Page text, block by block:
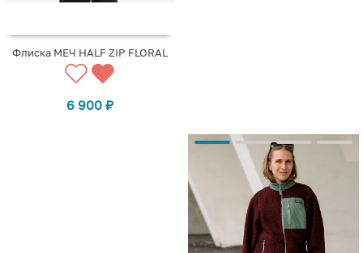
Флиска МЕЧ HALF ZIP FLORAL
6 900 ₽